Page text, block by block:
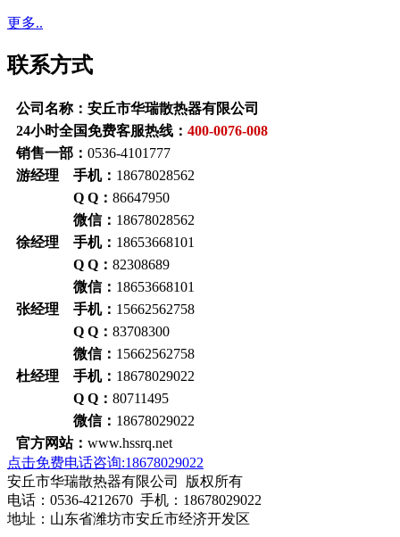
更多..
联系方式
公司名称：安丘市华瑞散热器有限公司
24小时全国免费客服热线： 400-0076-008
销售一部： 0536-4101777
游经理 手机： 18678028562
Q Q： 86647950
微信： 18678028562
徐经理 手机： 18653668101
Q Q： 82308689
微信： 18653668101
张经理 手机： 15662562758
Q Q： 83708300
微信： 15662562758
杜经理 手机： 18678029022
Q Q： 80711495
微信： 18678029022
官方网站： www.hssrq.net
点击免费电话咨询:18678029022
安丘市华瑞散热器有限公司 版权所有
电话：0536-4212670 手机：18678029022
地址：山东省潍坊市安丘市经济开发区